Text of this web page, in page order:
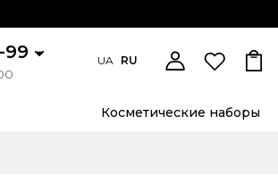
99 UA RU
Косметические наборы